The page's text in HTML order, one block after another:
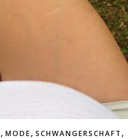
, MODE, SCHWANGERSCHAFT ,